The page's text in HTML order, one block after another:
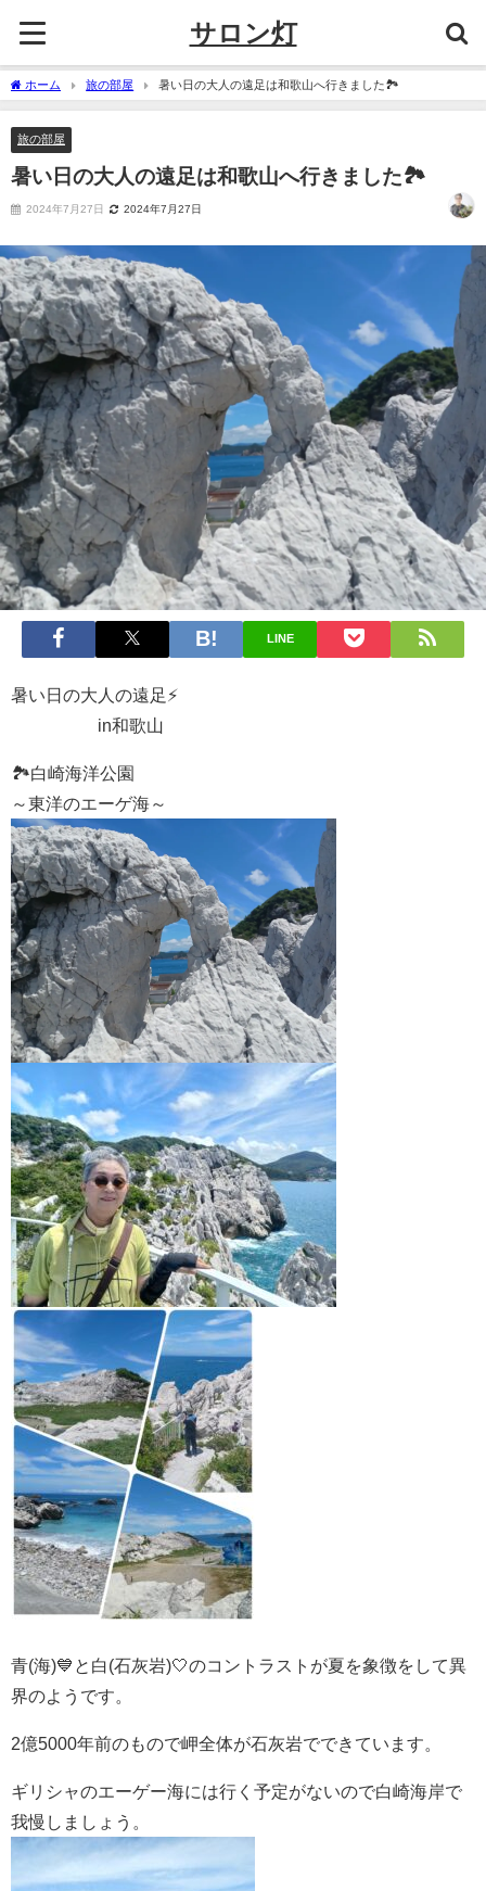
サロン灯
ホーム 旅の部屋 暑い日の大人の遠足は和歌山へ行きました🏞
旅の部屋
暑い日の大人の遠足は和歌山へ行きました🏞
2024年7月27日 2024年7月27日
LINE
暑い日の大人の遠足⚡️
in和歌山
🏞白崎海洋公園
～東洋のエーゲ海～
青(海)💙と白(石灰岩)🤍のコントラストが夏を象徴をして異
界のようです。
2億5000年前のもので岬全体が石灰岩でできています。
ギリシャのエーゲー海には行く予定がないので白崎海岸で
我慢しましょう。